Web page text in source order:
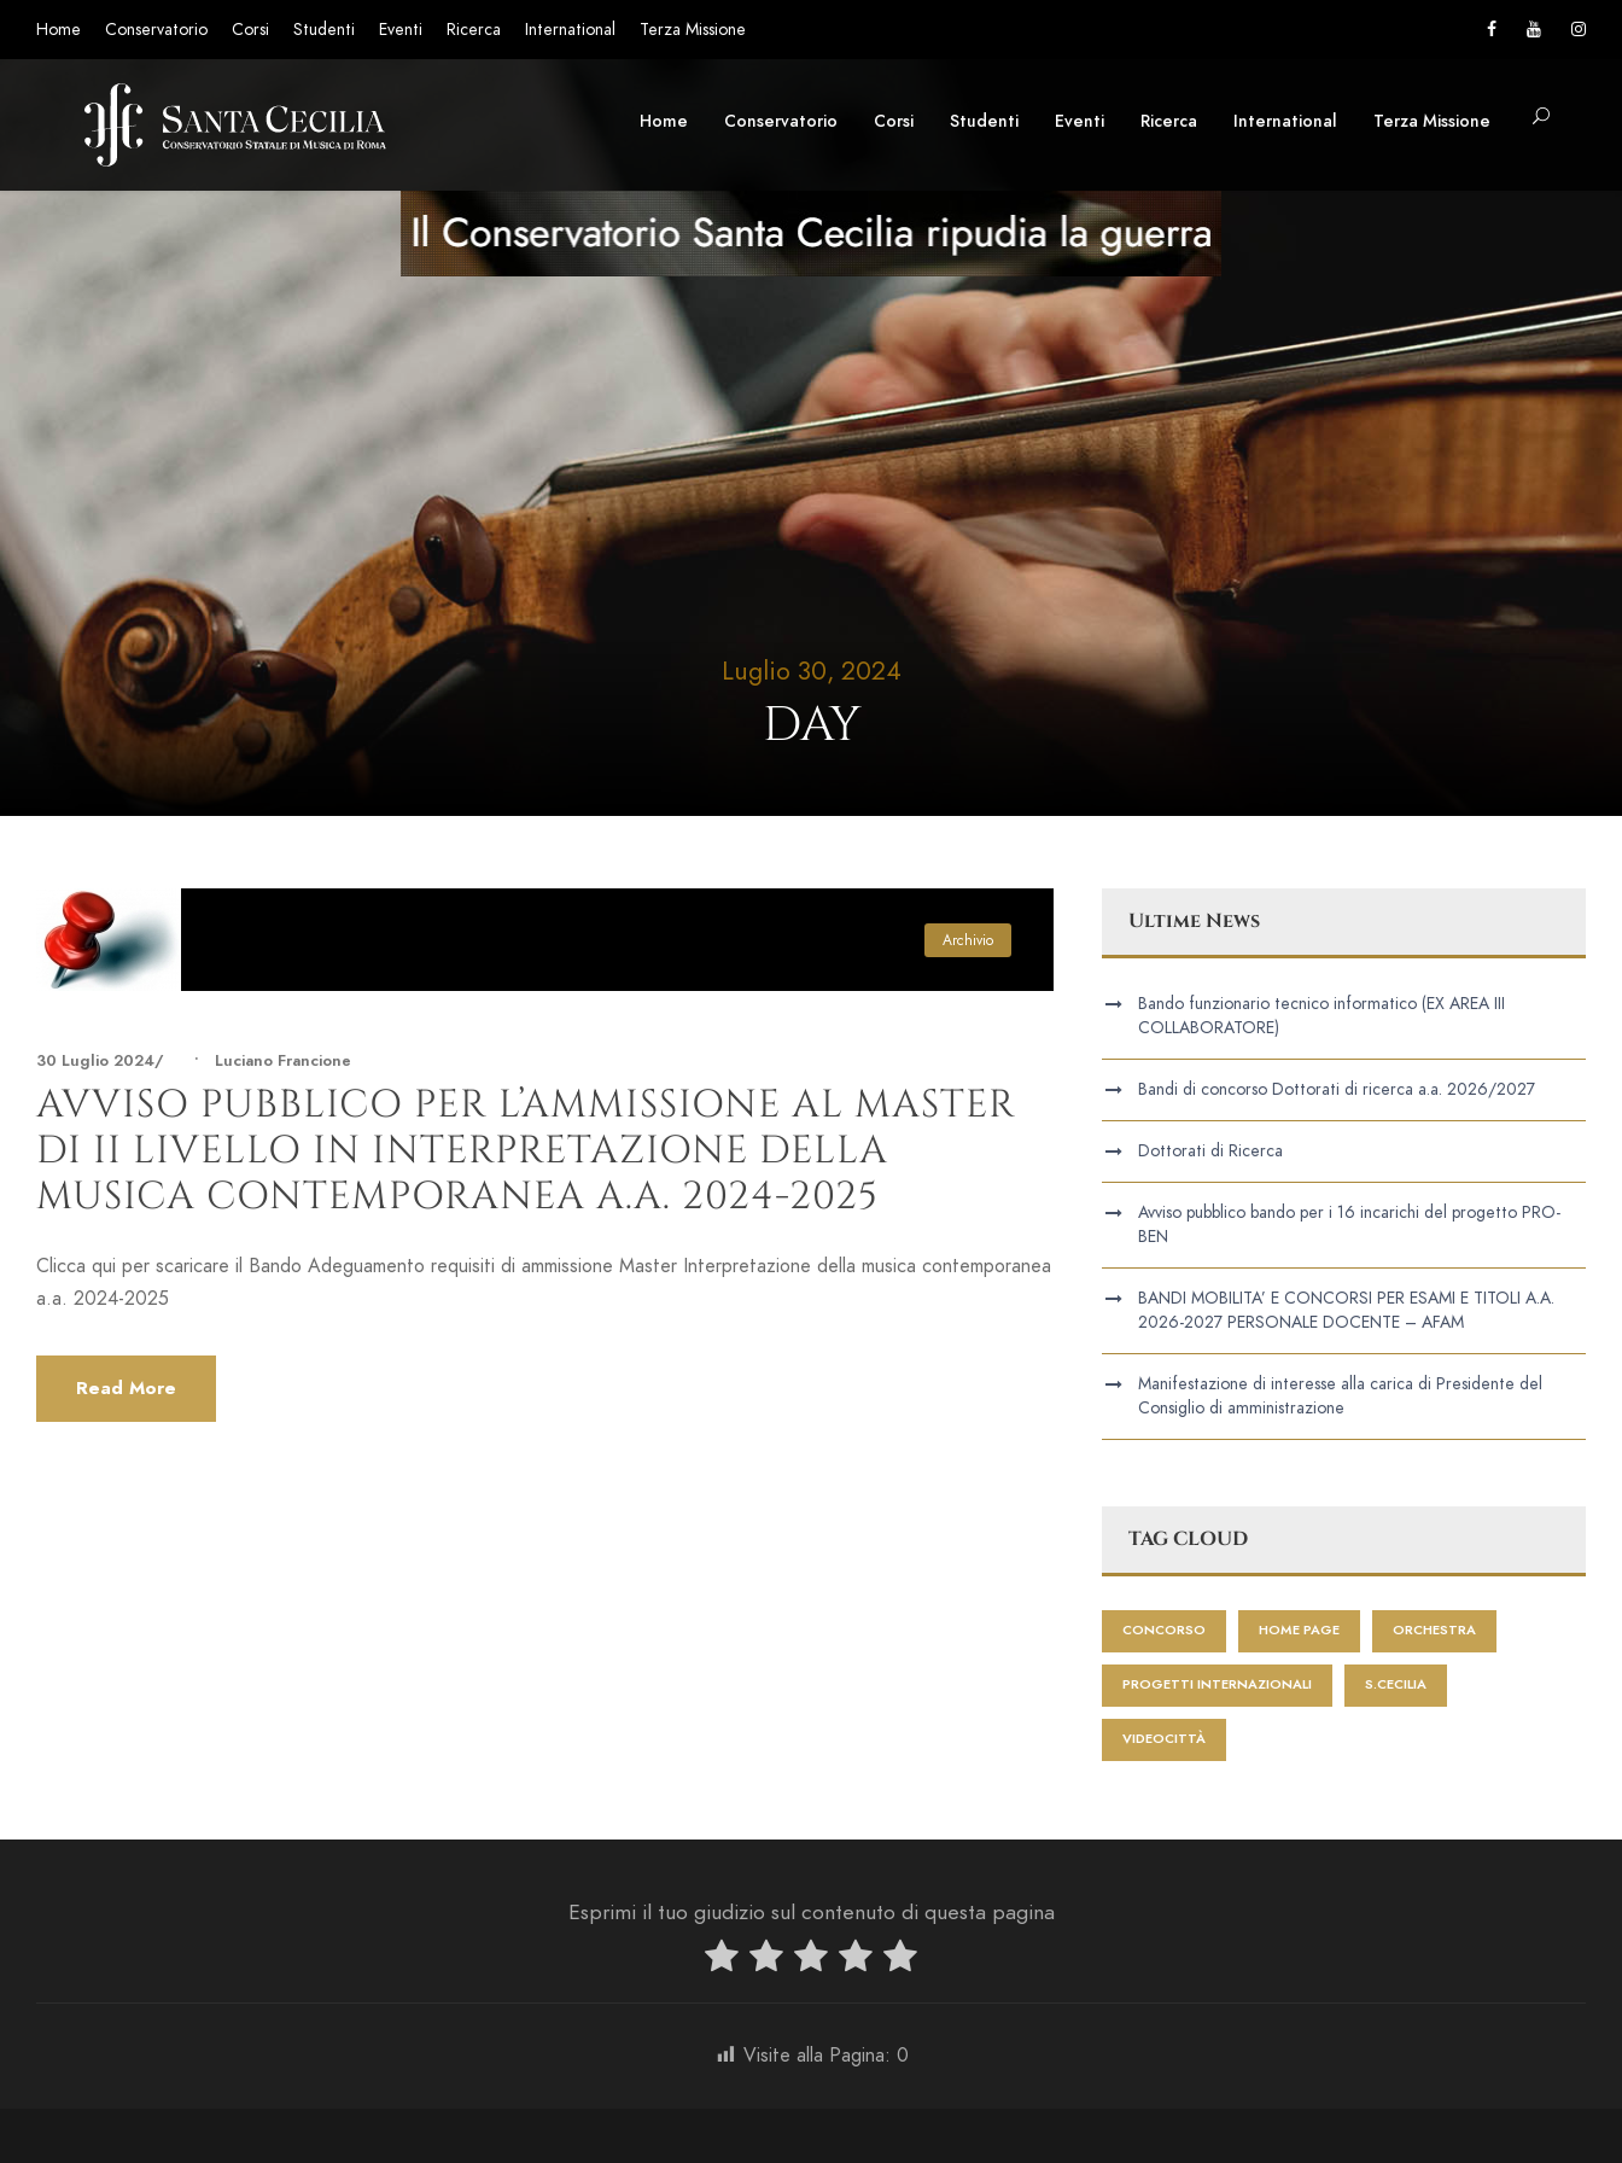
Home Conservatorio Corsi Studenti Eventi Ricerca International Terza Missione
Home Conservatorio Corsi Studenti Eventi Ricerca International Terza Missione
Luglio 30, 2024
DAY
Archivio
30 Luglio 2024 • Luciano Francione
AVVISO PUBBLICO PER L’AMMISSIONE AL MASTER
DI II LIVELLO IN INTERPRETAZIONE DELLA
MUSICA CONTEMPORANEA A.A. 2024-2025
Clicca qui per scaricare il Bando Adeguamento requisiti di ammissione Master Interpretazione della musica contemporanea
a.a. 2024-2025
Read More
Ultime News
Bando funzionario tecnico informatico (EX AREA III
COLLABORATORE)
Bandi di concorso Dottorati di ricerca a.a. 2026/2027
Dottorati di Ricerca
Avviso pubblico bando per i 16 incarichi del progetto PRO-
BEN
BANDI MOBILITA’ E CONCORSI PER ESAMI E TITOLI A.A.
2026-2027 PERSONALE DOCENTE – AFAM
Manifestazione di interesse alla carica di Presidente del
Consiglio di amministrazione
TAG CLOUD
CONCORSO HOME PAGE ORCHESTRA
PROGETTI INTERNAZIONALI S.CECILIA
VIDEOCITTÀ
Esprimi il tuo giudizio sul contenuto di questa pagina
Visite alla Pagina: 0